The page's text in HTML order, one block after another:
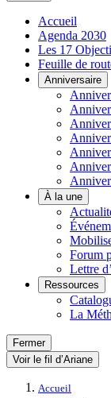
Accueil
Agenda 2030
Les 17
Feuille de
Anniversaire
À la une
Forum
Lettre
Ressources
La
Fermer
Voir le fil d’Ariane
Accueil